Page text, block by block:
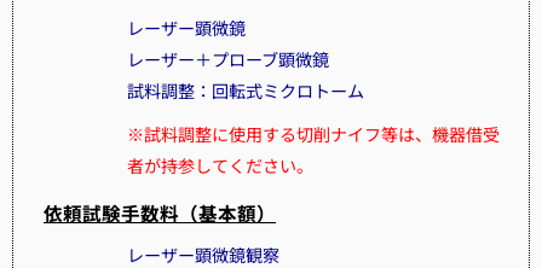
レーザー顕微鏡
レーザー＋プローブ顕微鏡
試料調整：回転式ミクロトーム
※試料調整に使用する切削ナイフ等は、機器借受
者が持参してください。
依頼試験手数料（基本額）
レーザー顕微鏡観察